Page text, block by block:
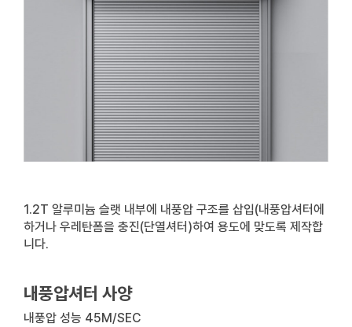
1.2T 알루미늄 슬랫 내부에 내풍압 구조를 삽입(내풍압셔터에
하거나 우레탄폼을 충진(단열셔터)하여 용도에 맞도록 제작합
니다.
내풍압셔터 사양
내풍압 성능 45M/SEC